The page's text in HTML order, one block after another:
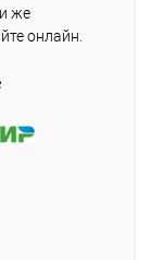
же
онлайн.